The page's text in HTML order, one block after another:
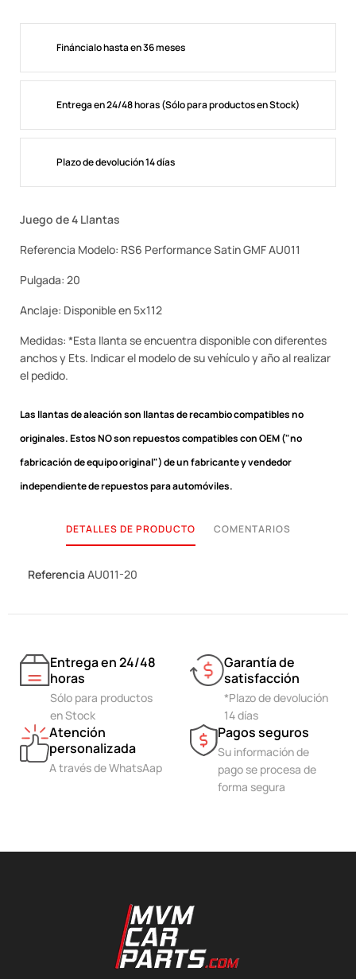
Fináncialo hasta en 36 meses
Entrega en 24/48 horas (Sólo para productos en Stock)
Plazo de devolución 14 días
Juego de 4 Llantas
Referencia Modelo: RS6 Performance Satin GMF AU011
Pulgada: 20
Anclaje: Disponible en 5x112
Medidas: *Esta llanta se encuentra disponible con diferentes
anchos y Ets. Indicar el modelo de su vehículo y año al realizar
el pedido.
Las llantas de aleación son llantas de recambio compatibles no
originales.Estos NO son repuestos compatibles con OEM ("no
fabricación de equipo original") de un fabricante y vendedor
independiente de repuestos para automóviles.
DETALLES DE PRODUCTO COMENTARIOS
ReferenciaAU011-20
Entrega en 24/48
horas
Sólo para productos
en Stock
Garantía de
satisfacción
*Plazo de devolución
14 días
Atención
personalizada
A través de WhatsAap
Pagos seguros
Su información de
pago se procesa de
forma segura